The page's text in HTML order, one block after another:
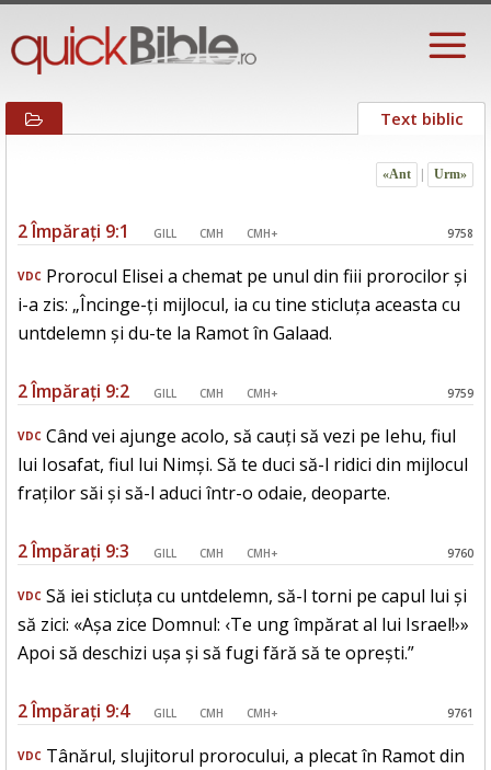
Text biblic
«Ant Urm»
2 Împărați 9:1 GILL CMH CMH+ 9758
VDC Prorocul Elisei a chemat pe unul din fiii prorocilor și
i-a zis: „Încinge-ți mijlocul, ia cu tine sticluța aceasta cu
untdelemn și du-te la Ramot în Galaad.
2 Împărați 9:2 GILL CMH CMH+ 9759
VDC Când vei ajunge acolo, să cauți să vezi pe Iehu, fiul
lui Iosafat, fiul lui Nimși. Să te duci să-l ridici din mijlocul
fraților săi și să-l aduci într-o odaie, deoparte.
2 Împărați 9:3 GILL CMH CMH+ 9760
VDC Să iei sticluța cu untdelemn, să-l torni pe capul lui și
să zici: «Așa zice Domnul: ‹Te ung împărat al lui Israel!›»
Apoi să deschizi ușa și să fugi fără să te oprești.”
2 Împărați 9:4 GILL CMH CMH+ 9761
VDC Tânărul, slujitorul prorocului, a plecat în Ramot din